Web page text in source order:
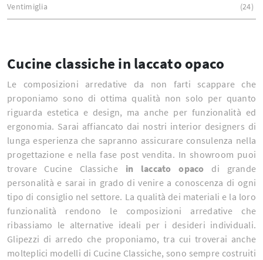
Ventimiglia 24
Cucine classiche in laccato opaco
Le composizioni arredative da non farti scappare che
proponiamo sono di ottima qualità non solo per quanto
riguarda estetica e design, ma anche per funzionalità ed
ergonomia. Sarai affiancato dai nostri interior designers di
lunga esperienza che sapranno assicurare consulenza nella
progettazione e nella fase post vendita. In showroom puoi
trovare Cucine Classiche in laccato opaco di grande
personalità e sarai in grado di venire a conoscenza di ogni
tipo di consiglio nel settore. La qualità dei materiali e la loro
funzionalità rendono le composizioni arredative che
ribassiamo le alternative ideali per i desideri individuali.
Glipezzi di arredo che proponiamo, tra cui troverai anche
molteplici modelli di Cucine Classiche, sono sempre costruiti